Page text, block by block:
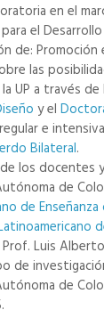
en el
el
de:
las
UP a través de
y el
e
Bilateral.
los docentes
de
de
Prof. Luis
de
de